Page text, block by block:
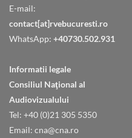
E-mail:
contact[at]rvebucuresti.ro
WhatsApp: +40730.502.931
Informatii legale
Consiliul Naţional al
Audiovizualului
Tel: +40 (0)21 305 5350
Email: cna@cna.ro